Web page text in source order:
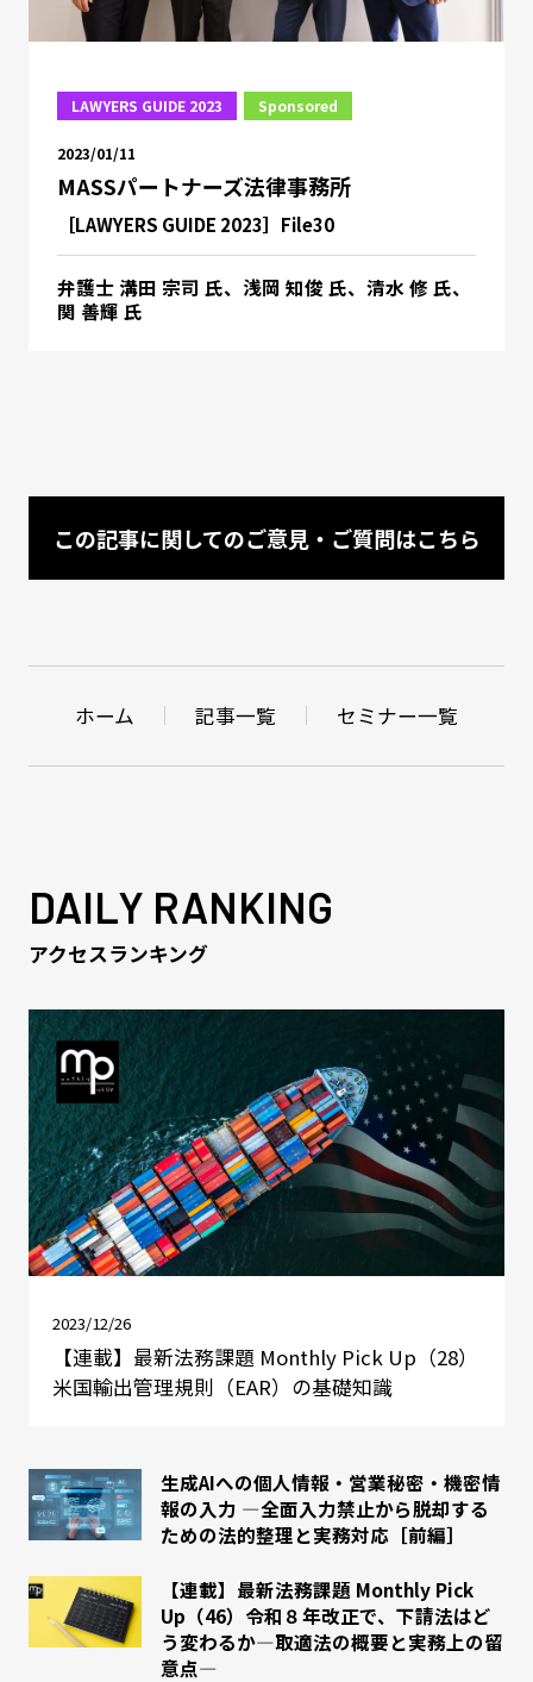
LAWYERS GUIDE 2023 Sponsored
2023/01/11
MASSパートナーズ法律事務所
［LAWYERS GUIDE 2023］File30
弁護士 溝田 宗司 氏、浅岡 知俊 氏、清水 修 氏、
関 善輝 氏
この記事に関してのご意見・ご質問はこちら
ホーム 記事一覧 セミナー一覧
DAILY RANKING
アクセスランキング
2023/12/26
【連載】最新法務課題 Monthly Pick Up（28）
米国輸出管理規則（EAR）の基礎知識
生成AIへの個人情報・営業秘密・機密情
報の入力 ―全面入力禁止から脱却する
ための法的整理と実務対応［前編］
【連載】最新法務課題 Monthly Pick
Up（46）令和８年改正で、下請法はど
う変わるか―取適法の概要と実務上の留
意点―